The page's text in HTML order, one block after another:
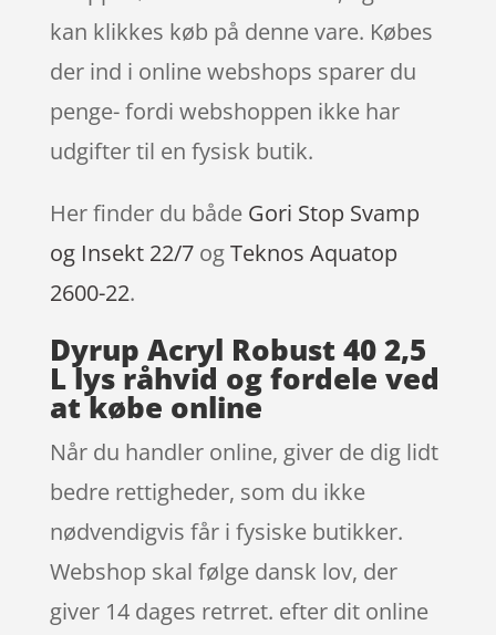
kan klikkes køb på denne vare. Købes
der ind i online webshops sparer du
penge- fordi webshoppen ikke har
udgifter til en fysisk butik.
Her finder du både Gori Stop Svamp
og Insekt 22/7ogTeknos Aquatop
2600-22.
Dyrup Acryl Robust 40 2,5
L lys råhvid og fordele ved
at købe online
Når du handler online, giver de dig lidt
bedre rettigheder, som du ikke
nødvendigvis får i fysiske butikker.
Webshop skal følge dansk lov, der
giver 14 dages retrret. efter dit online